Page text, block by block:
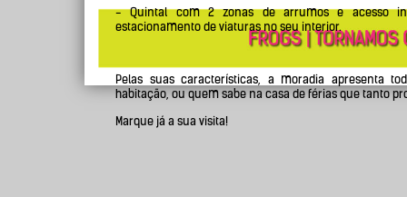
- Quintal com 2 zonas de arrumos e acesso
estacionamento de viaturas no seu interior.
Pelas suas características, a moradia apresenta
habitação, ou quem sabe na casa de férias que tanto
Marque já a sua visita!